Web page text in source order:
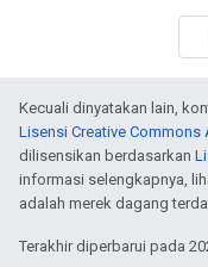
Kecuali dinyatakan lain,
Lisensi Creative Commons
dilisensikan berdasarkan
informasi selengkapnya,
adalah merek dagang
Terakhir diperbarui pada